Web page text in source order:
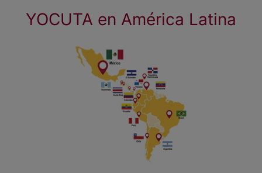
YOCUTA en América Latina